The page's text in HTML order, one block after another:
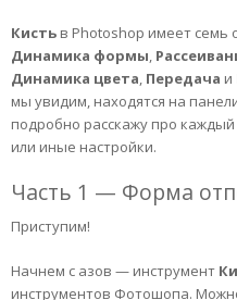
Кисть в Photoshop имеет семь
Динамика формы,
Динамика цвета, Передача и
мы увидим, находятся на
подробно расскажу про
или иные настройки.
Часть 1 — Форма
Приступим!
Начнем с азов — инструмент
инструментов Фотошопа.